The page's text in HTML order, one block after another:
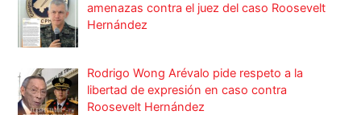
amenazas contra el juez del caso Roosevelt
Hernández
Rodrigo Wong Arévalo pide respeto a la
libertad de expresión en caso contra
Roosevelt Hernández